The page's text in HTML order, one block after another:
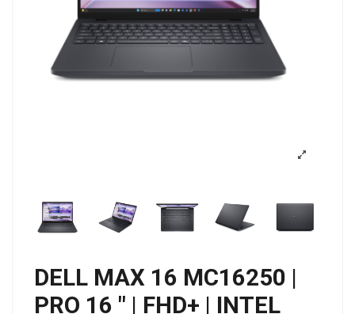
DELL MAX 16 MC16250 |
PRO 16 " | FHD+ | INTEL